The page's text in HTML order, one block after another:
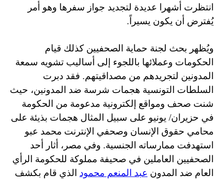
انتظرت أشهرا عديدة لتجديد جواز سفرها وهو أمر
يُفترض أن يكون يسيراً.
ويُظهر بحث لجنة حماية الصحفيين كذلك قيام
الحكومات وعملائها باللجوء إلى أساليب تشويه سمعة
المدونين لتجريدهم من مصداقيتهم. فقد دبرت
السلطات التونسية هجمات شرسة ضد المدونين، حيث
شنت صحف ومواقع إلكترونية مدعومة من الحكومة
في حزيران/ يونيو على سبيل المثال هجمات بذيئة على
محامي حقوق الإنسان وصحفي الإنترنت محمد عبو
استهدفت ممارساته الجنسية. وفي مصر، أثار أحد
الصحفيين العاملين في صحيفة مملوكة للحكومة الرأي
العام ضد المدون عبد المنعم محمود الذي قام بكشف